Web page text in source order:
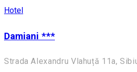
Hotel
Damiani ***
Strada Alexandru Vlahuță 11a,